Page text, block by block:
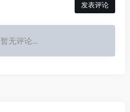
暂无评论...